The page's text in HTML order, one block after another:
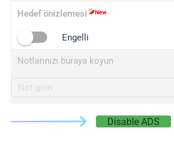
Hedef önizlemesi
Engelli
Notlarınızı buraya koyun
Disable ADS